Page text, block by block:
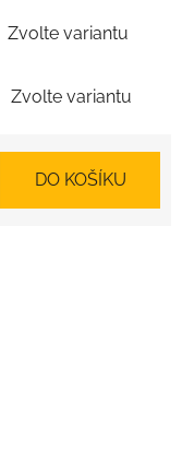
Zvolte variantu
Zvolte variantu
DO KOŠÍKU